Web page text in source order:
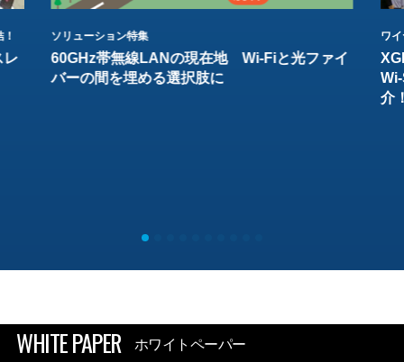
レ
ソリューション特集
60GHz帯無線LANの現在地 Wi-Fiと光ファイ
バーの間を埋める選択肢に
ワ
介
WHITE PAPER ホワイトペーパー